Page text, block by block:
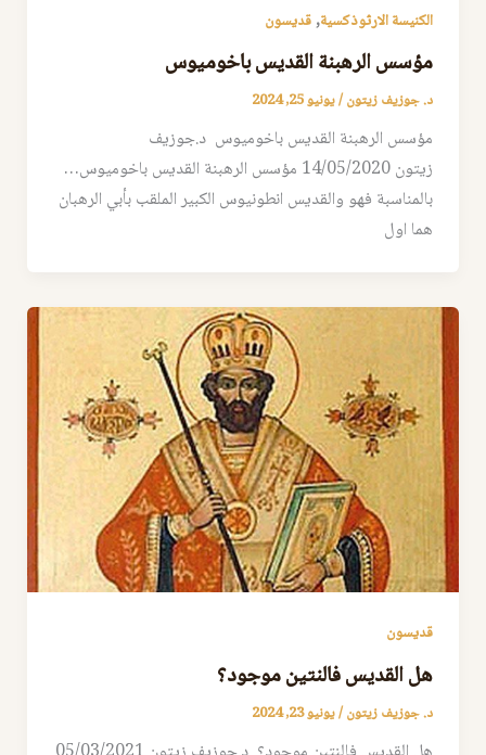
الكنيسة الارثوذكسية,قديسون
مؤسس الرهبنة القديس باخوميوس
د. جوزيف زيتون/يونيو 25, 2024
مؤسس الرهبنة القديس باخوميوس د.جوزيف
زيتون 14/05/2020 مؤسس الرهبنة القديس باخوميوس…
بالمناسبة فهو والقديس انطونيوس الكبير الملقب بأبي الرهبان
هما اول
قديسون
هل القديس فالنتين موجود؟
د. جوزيف زيتون/يونيو 23, 2024